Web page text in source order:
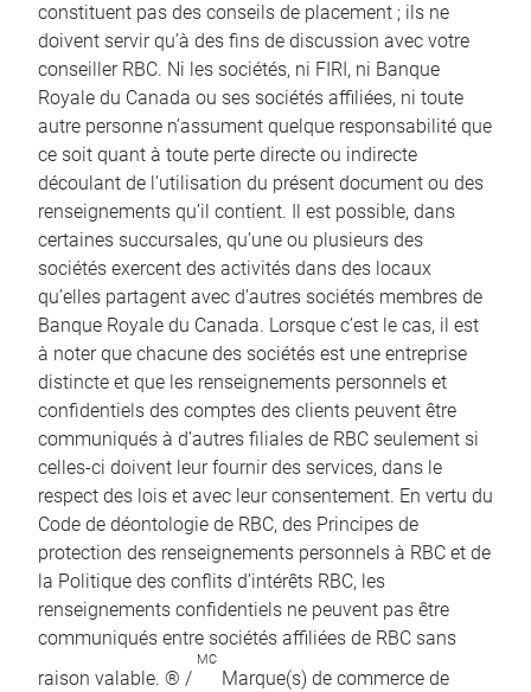
constituent pas des conseils de placement ; ils ne
doivent servir qu’à des fins de discussion avec votre
conseiller RBC. Ni les sociétés, ni FIRI, ni Banque
Royale du Canada ou ses sociétés affiliées, ni toute
autre personne n’assument quelque responsabilité que
ce soit quant à toute perte directe ou indirecte
découlant de l’utilisation du présent document ou des
renseignements qu’il contient. Il est possible, dans
certaines succursales, qu’une ou plusieurs des
sociétés exercent des activités dans des locaux
qu’elles partagent avec d’autres sociétés membres de
Banque Royale du Canada. Lorsque c’est le cas, il est
à noter que chacune des sociétés est une entreprise
distincte et que les renseignements personnels et
confidentiels des comptes des clients peuvent être
communiqués à d’autres filiales de RBC seulement si
celles-ci doivent leur fournir des services, dans le
respect des lois et avec leur consentement. En vertu du
Code de déontologie de RBC, des Principes de
protection des renseignements personnels à RBC et de
la Politique des conflits d’intérêts RBC, les
renseignements confidentiels ne peuvent pas être
communiqués entre sociétés affiliées de RBC sans
raison valable. ® /
MC
Marque(s) de commerce de